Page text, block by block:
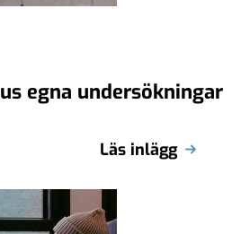
egna undersökningar
Läs inlägg